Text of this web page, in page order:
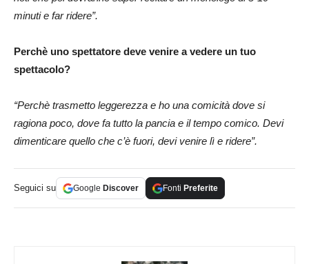
minuti e far ridere”.
Perchè uno spettatore deve venire a vedere un tuo
spettacolo?
“Perchè trasmetto leggerezza e ho una comicità dove si
ragiona poco, dove fa tutto la pancia e il tempo comico. Devi
dimenticare quello che c’è fuori, devi venire lì e ridere”.
Seguici su Google Discover Fonti Preferite